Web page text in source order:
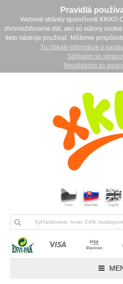
Pravidlá
Webové stránky spoločnosti KIKKO
zhromažďovanie dát, ako sú súbory
tieto nástroje používať. Môžeme
Tu získate informácie o
Súhlasím so
Nesúhlasím so